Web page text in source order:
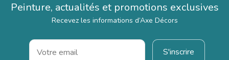
Peinture, actualités et promotions exclusives
Recevez les informations d’Axe Décors